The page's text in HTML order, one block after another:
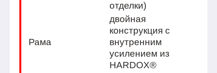
отделки)
Рама
двойная
конструкция с
внутренним
усилением из
HARDOX®